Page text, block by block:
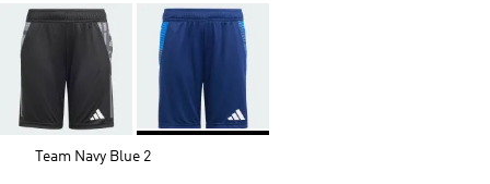
Team Navy Blue 2